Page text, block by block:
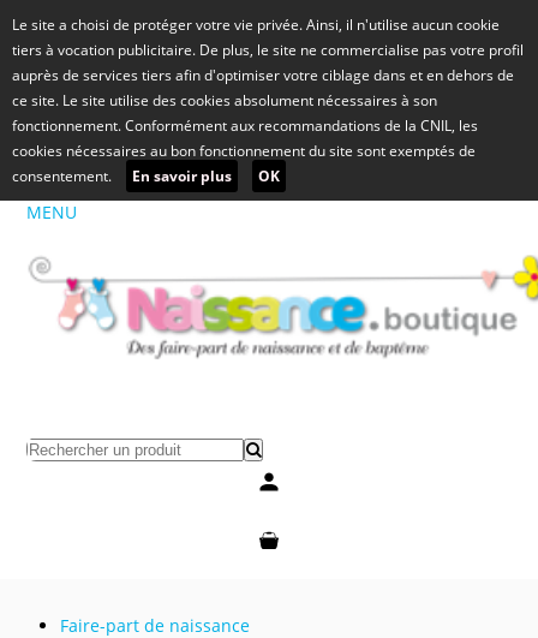
Le site a choisi de protéger votre vie privée. Ainsi, il n'utilise aucun cookie
tiers à vocation publicitaire. De plus, le site ne commercialise pas votre profil
auprès de services tiers afin d'optimiser votre ciblage dans et en dehors de
ce site. Le site utilise des cookies absolument nécessaires à son
fonctionnement. Conformément aux recommandations de la CNIL, les
cookies nécessaires au bon fonctionnement du site sont exemptés de
consentement.
En savoir plus OK
MENU
Faire-part de naissance